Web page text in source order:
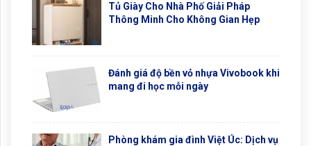
Tủ Giày Cho Nhà Phố Giải Pháp
Thông Minh Cho Không Gian Hẹp
Đánh giá độ bền vỏ nhựa Vivobook khi
mang đi học mỗi ngày
Phòng khám gia đình Việt Úc: Dịch vụ